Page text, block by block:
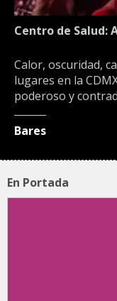
Centro de Salud:
Calor, oscuridad,
lugares en la
poderoso y
Bares
En Portada